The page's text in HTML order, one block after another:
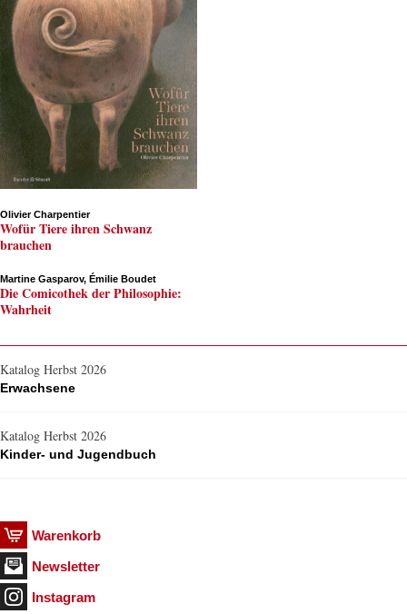
Olivier Charpentier
Wofür Tiere ihren Schwanz
brauchen
Martine Gasparov, Émilie Boudet
Die Comicothek der Philosophie:
Wahrheit
Katalog Herbst 2026
Erwachsene
Katalog Herbst 2026
Kinder- und Jugendbuch
Warenkorb
Newsletter
Instagram